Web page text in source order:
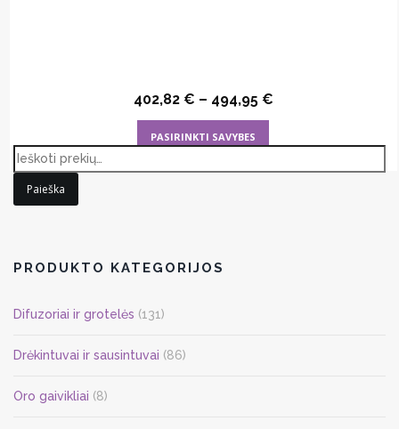
402,82 € – 494,95 €
PASIRINKTI SAVYBES
has
Paieška
PRODUKTO KATEGORIJOS
Difuzoriai ir grotelės (131)
Drėkintuvai ir sausintuvai (86)
Oro gaivikliai (8)